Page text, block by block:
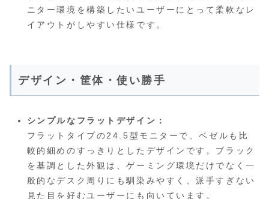
ニター環境を構築したいユーザーにとって柔軟なレ
イアウトがしやすい仕様です。
デザイン・筐体・使い勝手
シンプルなフラットデザイン：
フラットタイプの24.5型モニターで、ベゼルも比
較的細めのすっきりとしたデザインです。ブラック
を基調とした外観は、ゲーミング環境だけでなく一
般的なデスク周りにも馴染みやすく、派手すぎない
見た目を好むユーザーにも向いています。